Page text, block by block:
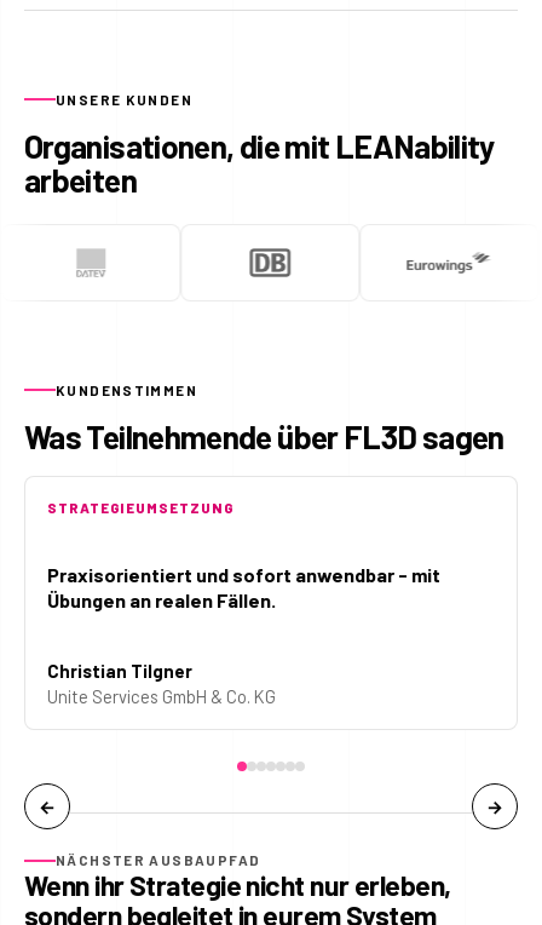
UNSERE KUNDEN
Organisationen, die mit LEANability
arbeiten
KUNDENSTIMMEN
Was Teilnehmende über FL3D sagen
←
STRATEGIEUMSETZUNG
Praxisorientiert und sofort anwendbar - mit
Übungen an realen Fällen.
Christian Tilgner
Unite Services GmbH & Co. KG
→
NÄCHSTER AUSBAUPFAD
Wenn ihr Strategie nicht nur erleben,
sondern begleitet in eurem System